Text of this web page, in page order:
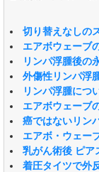
切り替えなしの
エアボウェーブ
リンパ浮腫後の
外傷性リンパ浮
リンパ浮腫につ
エアボウェーブ
癌ではないリン
エアボ・ウェー
乳がん術後 ピア
着圧タイツで外